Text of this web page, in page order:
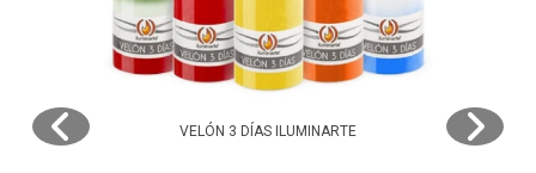
VELÓN 3 DÍAS ILUMINARTE